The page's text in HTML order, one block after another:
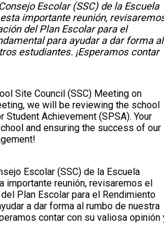
Escolar (SSC) de la Escuela
importante reunión,
del Plan Escolar para el
para ayudar a dar forma al
estudiantes. ¡Esperamos contar
Site Council (SSC) Meeting on
we will be reviewing the school
Achievement (SPSA). Your
and ensuring the success of our
Escolar (SSC) de la Escuela
importante reunión, revisaremos el
Plan Escolar para el Rendimiento
a dar forma al rumbo de nuestra
contar con su valiosa opinión